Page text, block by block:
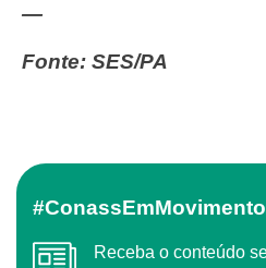
—
Fonte: SES/PA
#ConassEmMovimento
Receba o conteúdo semanal do Conass com